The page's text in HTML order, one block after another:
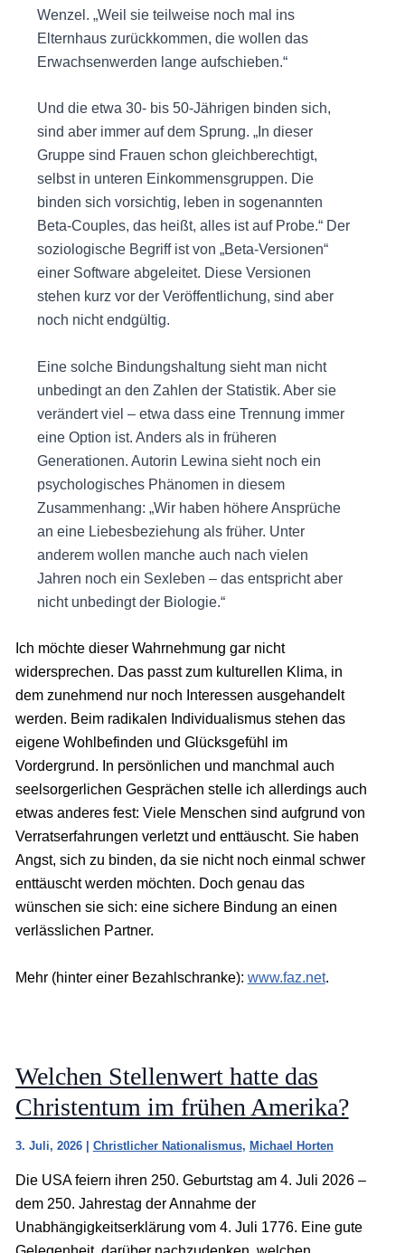
Wenzel. „Weil sie teilweise noch mal ins
Elternhaus zurückkommen, die wollen das
Erwachsenwerden lange aufschieben.“
Und die etwa 30- bis 50-Jährigen binden sich,
sind aber immer auf dem Sprung. „In dieser
Gruppe sind Frauen schon gleichberechtigt,
selbst in unteren Einkommensgruppen. Die
binden sich vorsichtig, leben in sogenannten
Beta-Couples, das heißt, alles ist auf Probe.“ Der
soziologische Begriff ist von „Beta-Versionen“
einer Software abgeleitet. Diese Versionen
stehen kurz vor der Veröffentlichung, sind aber
noch nicht endgültig.
Eine solche Bindungshaltung sieht man nicht
unbedingt an den Zahlen der Statistik. Aber sie
verändert viel – etwa dass eine Trennung immer
eine Option ist. Anders als in früheren
Generationen. Autorin Lewina sieht noch ein
psychologisches Phänomen in diesem
Zusammenhang: „Wir haben höhere Ansprüche
an eine Liebesbeziehung als früher. Unter
anderem wollen manche auch nach vielen
Jahren noch ein Sexleben – das entspricht aber
nicht unbedingt der Biologie.“
Ich möchte dieser Wahrnehmung gar nicht
widersprechen. Das passt zum kulturellen Klima, in
dem zunehmend nur noch Interessen ausgehandelt
werden. Beim radikalen Individualismus stehen das
eigene Wohlbefinden und Glücksgefühl im
Vordergrund. In persönlichen und manchmal auch
seelsorgerlichen Gesprächen stelle ich allerdings auch
etwas anderes fest: Viele Menschen sind aufgrund von
Verratserfahrungen verletzt und enttäuscht. Sie haben
Angst, sich zu binden, da sie nicht noch einmal schwer
enttäuscht werden möchten. Doch genau das
wünschen sie sich: eine sichere Bindung an einen
verlässlichen Partner.
Mehr (hinter einer Bezahlschranke): www.faz.net.
Welchen Stellenwert hatte das
Christentum im frühen Amerika?
3. Juli, 2026 | Christlicher Nationalismus, Michael Horten
Die USA feiern ihren 250. Geburtstag am 4. Juli 2026 –
dem 250. Jahrestag der Annahme der
Unabhängigkeitserklärung vom 4. Juli 1776. Eine gute